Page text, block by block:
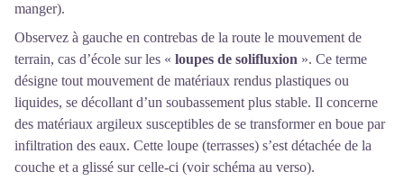
manger).
Observez à gauche en contrebas de la route le mouvement de
terrain, cas d’école sur les « loupes de solifluxion ». Ce terme
désigne tout mouvement de matériaux rendus plastiques ou
liquides, se décollant d’un soubassement plus stable. Il concerne
des matériaux argileux susceptibles de se transformer en boue par
infiltration des eaux. Cette loupe (terrasses) s’est détachée de la
couche et a glissé sur celle-ci (voir schéma au verso).